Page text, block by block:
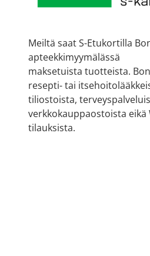
Meiltä saat S-Etukortilla
apteekkimyymälässä
maksetuista tuotteista.
resepti- tai
tiliostoista,
verkkokauppaostoista eikä
tilauksista.